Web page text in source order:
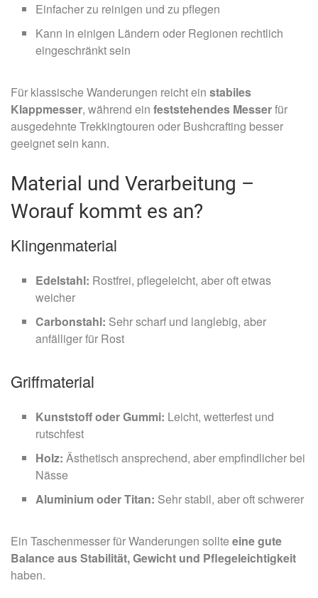
Einfacher zu reinigen und zu pflegen
Kann in einigen Ländern oder Regionen rechtlich
eingeschränkt sein
Für klassische Wanderungen reicht ein stabiles
Klappmesser, während ein feststehendes Messerfür
ausgedehnte Trekkingtouren oder Bushcrafting besser
geeignet sein kann.
Material und Verarbeitung –
Worauf kommt es an?
Klingenmaterial
Edelstahl: Rostfrei, pflegeleicht, aber oft etwas
weicher
Carbonstahl: Sehr scharf und langlebig, aber
anfälliger für Rost
Griffmaterial
Kunststoff oder Gummi: Leicht, wetterfest und
rutschfest
Holz: Ästhetisch ansprechend, aber empfindlicher bei
Nässe
Aluminium oder Titan: Sehr stabil, aber oft schwerer
Ein Taschenmesser für Wanderungen sollte eine gute
Balance aus Stabilität, Gewicht und Pflegeleichtigkeit
haben.